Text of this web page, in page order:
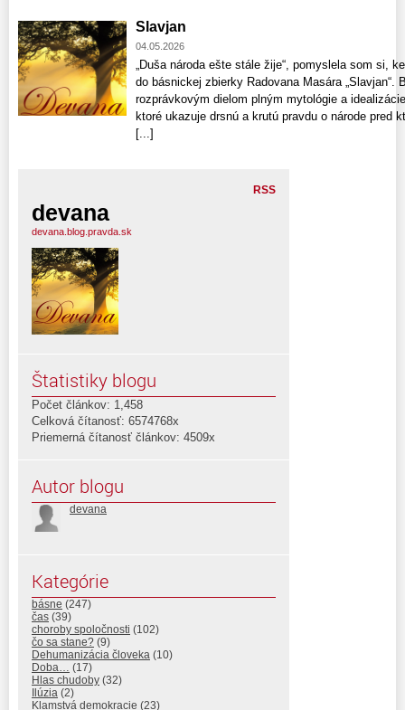
Slavjan
04.05.2026
„Duša národa ešte stále žije“, pomyslela som si,
do básnickej zbierky Radovana Masára „Slavjan“.
rozprávkovým dielom plným mytológie a
ktoré ukazuje drsnú a krutú pravdu o národe pred
[...]
RSS
devana
devana.blog.pravda.sk
Štatistiky blogu
Počet článkov: 1,458
Celková čítanosť: 6574768x
Priemerná čítanosť článkov: 4509x
Autor blogu
devana
Kategórie
básne (247)
čas (39)
choroby spoločnosti (102)
čo sa stane? (9)
Dehumanizácia človeka (10)
Doba…
(17)
Hlas chudoby (32)
Ilúzia (2)
Klamstvá demokracie (23)